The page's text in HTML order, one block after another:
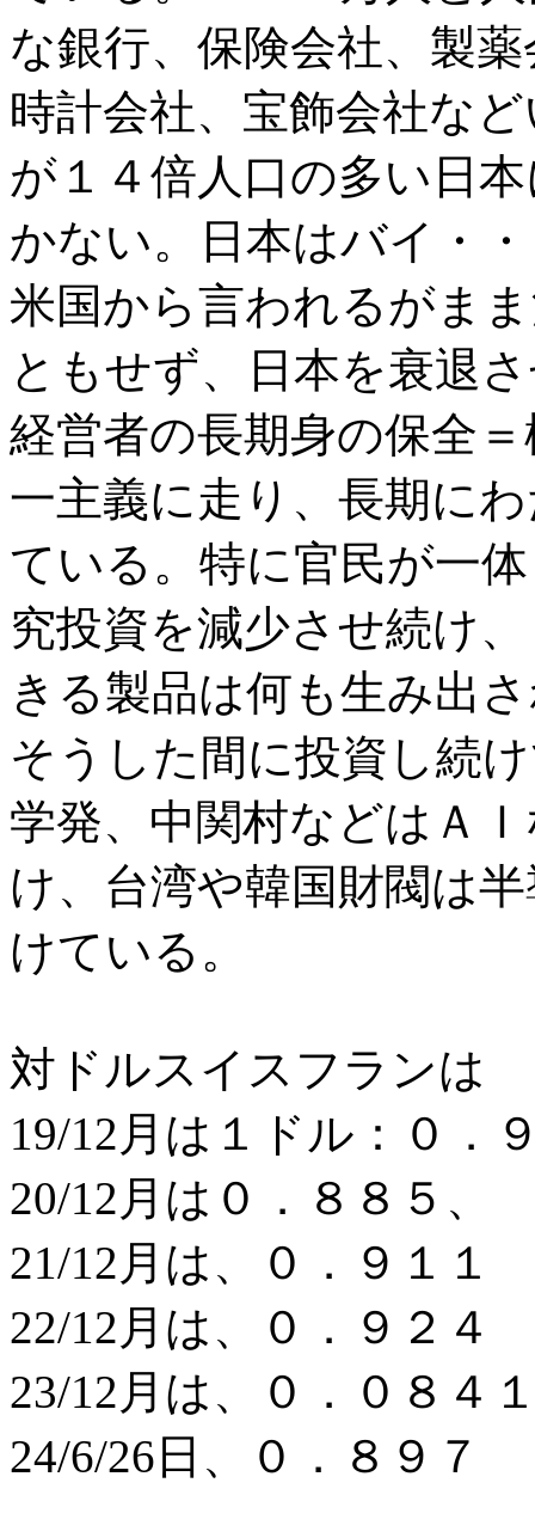
な銀行、保険会社、製
時計会社、宝飾会社な
が１４倍人口の多い日
かない。日本はバイ・
米国から言われるがま
ともせず、日本を衰退
経営者の長期身の保全
一主義に走り、長期に
ている。特に官民が一
究投資を減少させ続け
きる製品は何も生み出
そうした間に投資し続
学発、中関村などはＡ
け、台湾や韓国財閥は
けている。
対ドルスイスフランは
19/12月は１ドル：０．
20/12月は０．８８５、
21/12月は、０．９１１
22/12月は、０．９２４
23/12月は、０．０８４
24/6/26日、０．８９７